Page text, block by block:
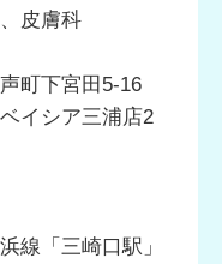
皮膚科
町下宮田5-16
イシア三浦店2
線「三崎口駅」